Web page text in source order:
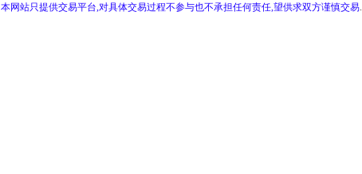
本网站只提供交易平台,对具体交易过程不参与也不承担任何责任,望供求双方谨慎交易.